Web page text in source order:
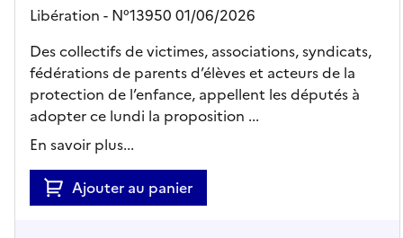
Libération - N°13950 01/06/2026
Des collectifs de victimes, associations, syndicats,
fédérations de parents d’élèves et acteurs de la
protection de l’enfance, appellent les députés à
adopter ce lundi la proposition ...
En savoir plus...
Ajouter au panier